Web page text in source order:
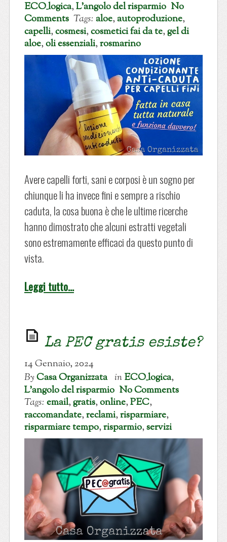
ECO_logica,L'angolo del risparmio No
Comments Tags: aloe,autoproduzione,
capelli,cosmesi,cosmetici fai da te,gel di
aloe,oli essenziali,rosmarino
Avere capelli forti, sani e corposi è un sogno per
chiunque li ha invece fini e sempre a rischio
caduta, la cosa buona è che le ultime ricerche
hanno dimostrato che alcuni estratti vegetali
sono estremamente efficaci da questo punto di
vista.
Leggi tutto…
La PEC gratis esiste?
14 Gennaio, 2024
ByCasa Organizzata inECO_logica,
L'angolo del risparmio No Comments
Tags: email,gratis,online,PEC,
raccomandate,reclami,risparmiare,
risparmiare tempo,risparmio,servizi